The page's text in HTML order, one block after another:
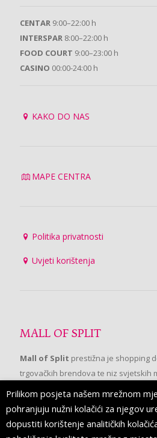
CENTAR 9:00–22:00 h
INTERSPAR 8:00–22:00 h
FOOD COURT 9:00–23:00 h
CASINO 00:00-24:00 h
KAKO DO NAS
MAPE CENTRA
Politika privatnosti
Uvjeti korištenja
MALL OF SPLIT
Mall of Split prestižna je shopping
trgovačkih brendova te niz svjetskih
prvi put pojavljuju u Splitu.
PRATITE NAS
Prilikom posjeta našem mrežnom
pohranjuju nužni kolačići za njegov
dopustiti korištenje analitičkih